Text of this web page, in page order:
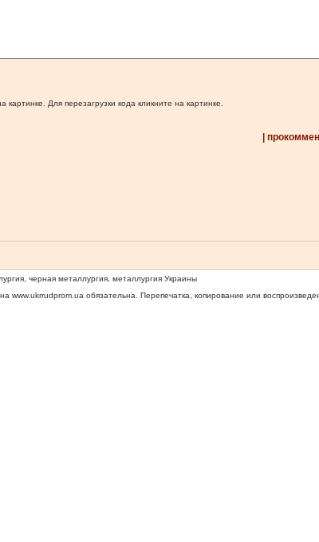
Для перезагрузки кода кликните на картинке.
|
черная металлургия, металлургия Украины
www.ukrrudprom.ua обязательна. Перепечатка, копирование или